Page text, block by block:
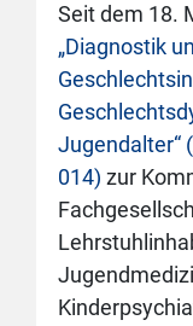
Seit dem 18.
„Diagnostik
Jugendalter“
014) zur